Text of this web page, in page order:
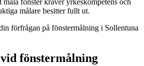
målare besitter fullt ut.
förfrågan på fönstermålning i Sollentuna
fönstermålning